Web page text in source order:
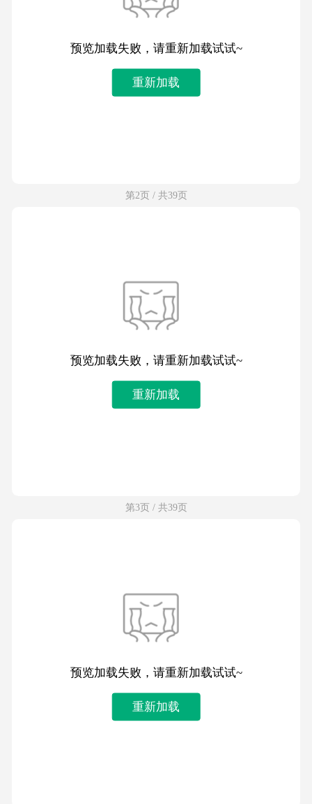
预览加载失败，请重新加载试试~
重新加载
第2页 / 共39页
预览加载失败，请重新加载试试~
重新加载
第3页 / 共39页
预览加载失败，请重新加载试试~
重新加载